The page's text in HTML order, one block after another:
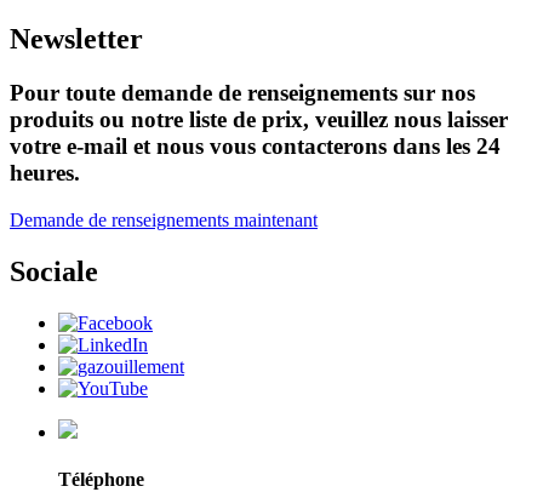
Newsletter
Pour toute demande de renseignements sur nos
produits ou notre liste de prix, veuillez nous laisser
votre e-mail et nous vous contacterons dans les 24
heures.
Demande de renseignements maintenant
Sociale
Téléphone